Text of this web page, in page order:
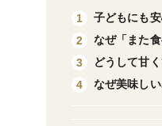
1
子どもにも
2
なぜ「また
3
どうして甘
4
なぜ美味し